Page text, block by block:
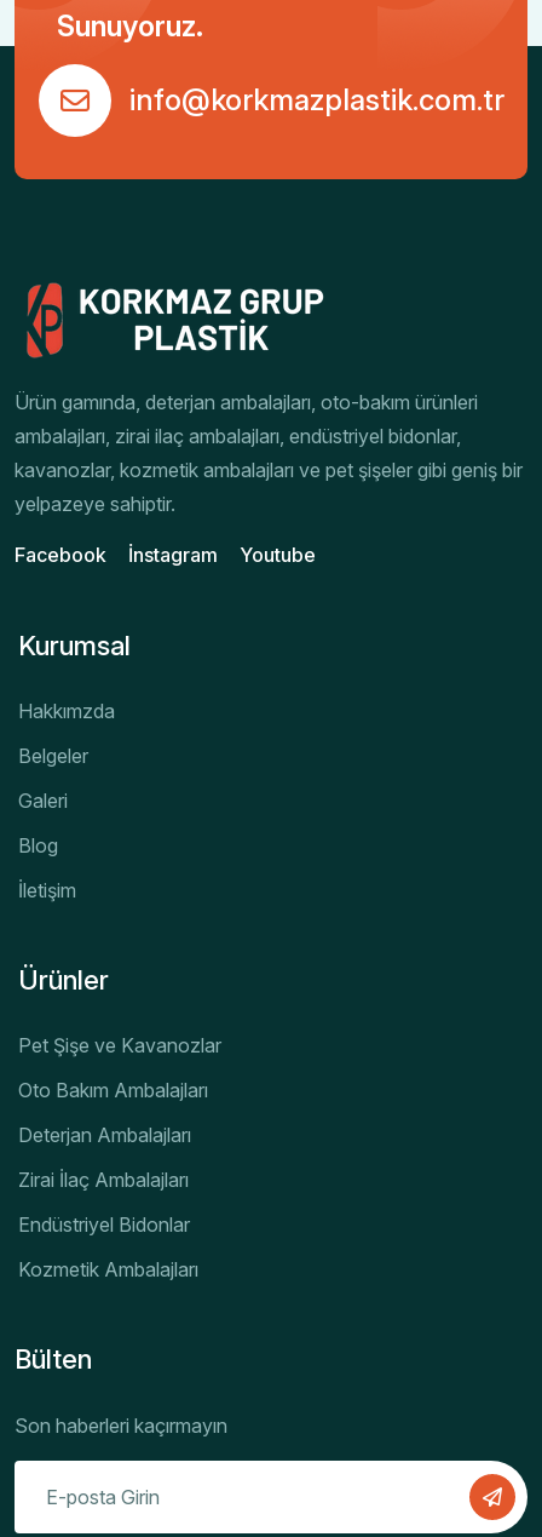
Sunuyoruz.
info@korkmazplastik.com.tr
Ürün gamında, deterjan ambalajları, oto-bakım ürünleri
ambalajları, zirai ilaç ambalajları, endüstriyel bidonlar,
kavanozlar, kozmetik ambalajları ve pet şişeler gibi geniş bir
yelpazeye sahiptir.
Facebook İnstagram Youtube
Kurumsal
Hakkımzda
Belgeler
Galeri
Blog
İletişim
Ürünler
Pet Şişe ve Kavanozlar
Oto Bakım Ambalajları
Deterjan Ambalajları
Zirai İlaç Ambalajları
Endüstriyel Bidonlar
Kozmetik Ambalajları
Bülten
Son haberleri kaçırmayın